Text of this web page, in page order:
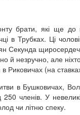
брати, які ще до
в Трубках. Ці
Секунда
й незручно, але
(на
в Бушковичах,
членів. У
чи літню спеку.